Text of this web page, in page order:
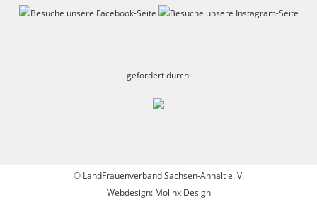
gefördert durch:
© LandFrauenverband Sachsen-Anhalt e. V.
Webdesign: Molinx Design